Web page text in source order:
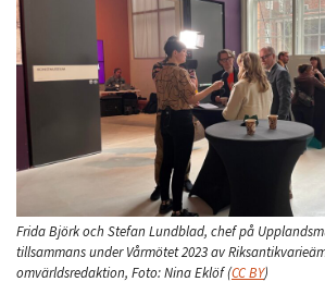
Frida Björk och Stefan Lundblad, chef på
tillsammans under Vårmötet 2023 av
omvärldsredaktion, Foto:Nina Eklöf(CC BY)